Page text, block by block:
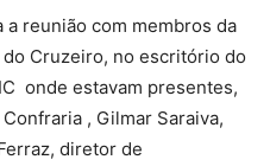
reunião com membros da
Cruzeiro, no escritório do
onde estavam presentes,
, Gilmar Saraiva,
diretor de